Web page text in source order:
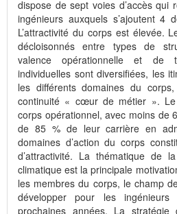
dispose de sept voies d’accès qui
ingénieurs auxquels s’ajoutent 4
L’attractivité du corps est élevée.
décloisonnés entre types de
valence opérationnelle et de
individuelles sont diversifiées, les
les différents domaines du
continuité « cœur de métier ».
corps opérationnel, avec moins de
de 85 % de leur carrière en
domaines d’action du corps
d’attractivité. La thématique de
climatique est la principale
les membres du corps, le champ
développer pour les
prochaines années. La